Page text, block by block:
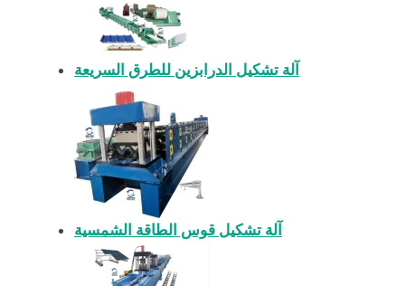
آلة تشكيل الدرابزين للطرق السريعة
آلة تشكيل قوس الطاقة الشمسية